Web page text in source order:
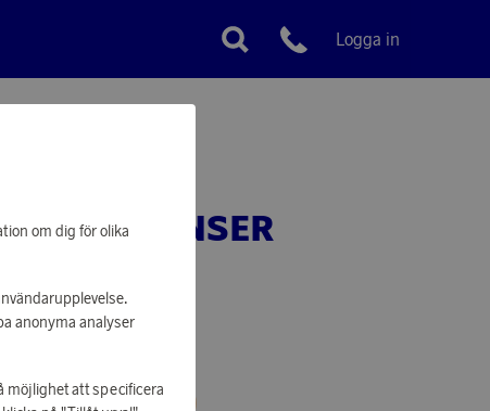
Kundservice
Logga in
GRÄNSER
KUNNA HANDLA
om dig för olika
anonyma analyser
möjlighet att specificera